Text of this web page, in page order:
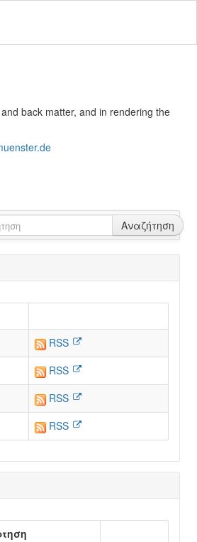
back matter, and in rendering the
Αναζήτηση
RSS
RSS
RSS
RSS